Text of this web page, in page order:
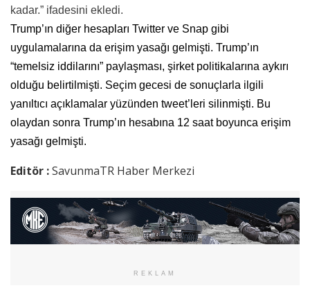
kadar.” ifadesini ekledi.
Trump’ın diğer hesapları Twitter ve Snap gibi
uygulamalarına da erişim yasağı gelmişti. Trump’ın
“temelsiz iddilarını” paylaşması, şirket politikalarına aykırı
olduğu belirtilmişti. Seçim gecesi de sonuçlarla ilgili
yanıltıcı açıklamalar yüzünden tweet’leri silinmişti. Bu
olaydan sonra Trump’ın hesabına 12 saat boyunca erişim
yasağı gelmişti.
Editör :SavunmaTR Haber Merkezi
REKLAM